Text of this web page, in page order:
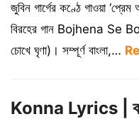
জুবিন গার্গের কণ্ঠে গাওয়া
বিরহের গান Bojhena Se
চোখে ঘৃণা)। সম্পূর্ণ বাংলা,…
Konna Lyrics |